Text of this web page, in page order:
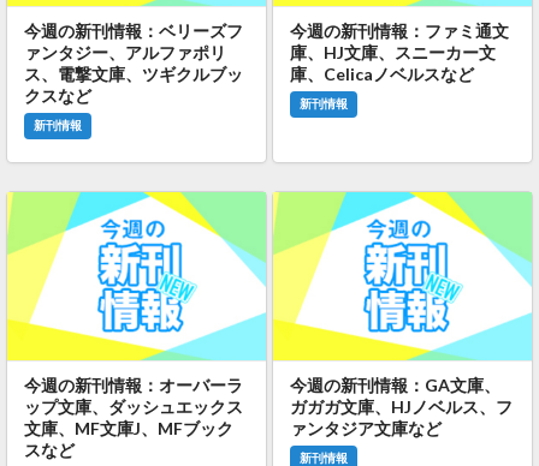
今週の新刊情報：ベリーズフ
ァンタジー、アルファポリ
ス、電撃文庫、ツギクルブッ
クスなど
新刊情報
今週の新刊情報：ファミ通文
庫、HJ文庫、スニーカー文
庫、Celicaノベルスなど
新刊情報
今週の新刊情報：オーバーラ
ップ文庫、ダッシュエックス
文庫、MF文庫J、MFブック
スなど
今週の新刊情報：GA文庫、
ガガガ文庫、HJノベルス、フ
ァンタジア文庫など
新刊情報